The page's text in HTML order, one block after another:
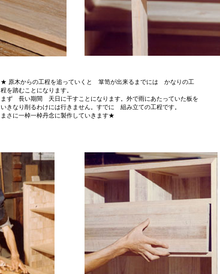
★ 原木からの工程を追っていくと 箪笥が出来るまでには かなりの工
程を踏むことになります。
まず 長い期間 天日に干すことになります。外で雨にあたっていた板を
いきなり削るわけには行きません。すでに 組み立ての工程です。
まさに一棹一棹丹念に製作していきます★